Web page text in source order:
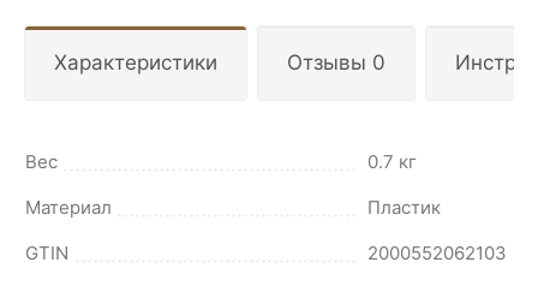
Характеристики Отзывы 0
Вес
0.7 кг
Материал
Пластик
GTIN
2000552062103